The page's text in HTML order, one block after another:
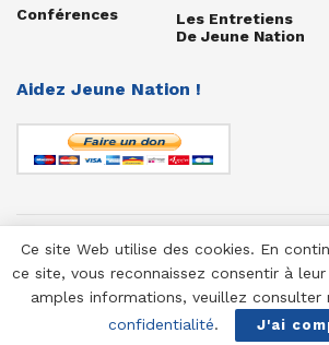
Conférences
Les Entretiens
De Jeune Nation
Aidez Jeune Nation !
© 1958-2025 Jeune Nation
Ce site Web utilise des cookies. En
ce site, vous reconnaissez consentir à
amples informations, veuillez consulter
confidentialité. J'ai